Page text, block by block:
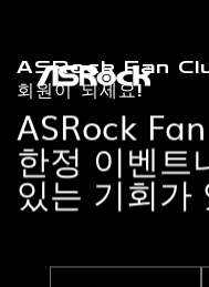
ASRock Fan
회원이 되세요!
ASRock
한정 이벤트
있는 기회가
ASRock Fan Club
ASRock
한정 이벤트
있는 기회가